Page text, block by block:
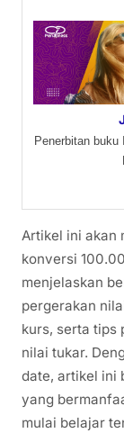
Penerbitan buku
Artikel ini akan
konversi
menjelaskan
pergerakan
kurs, serta tips
nilai tukar.
date, artikel ini
yang
mulai belajar